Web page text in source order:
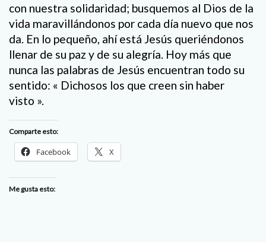
con nuestra solidaridad; busquemos al Dios de la
vida maravillándonos por cada día nuevo que nos
da. En lo pequeño, ahí está Jesús queriéndonos
llenar de su paz y de su alegría. Hoy más que
nunca las palabras de Jesús encuentran todo su
sentido: « Dichosos los que creen sin haber
visto ».
Comparte esto:
Facebook X
Me gusta esto: